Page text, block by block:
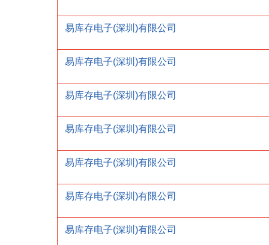
易库存电子(深圳)有限公司
易库存电子(深圳)有限公司
易库存电子(深圳)有限公司
易库存电子(深圳)有限公司
易库存电子(深圳)有限公司
易库存电子(深圳)有限公司
易库存电子(深圳)有限公司